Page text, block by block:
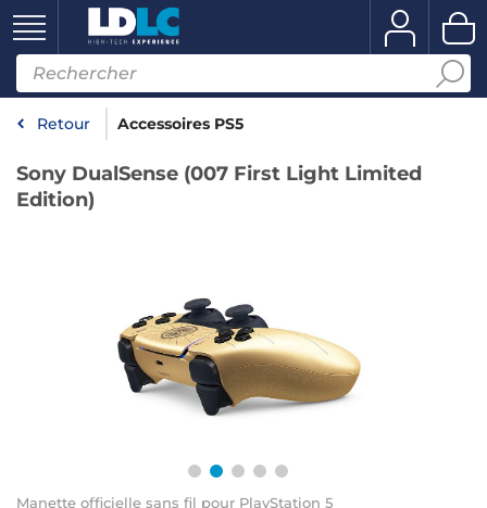
Retour Accessoires PS5
Sony DualSense (007 First Light Limited
Edition)
Manette officielle sans fil pour PlayStation 5